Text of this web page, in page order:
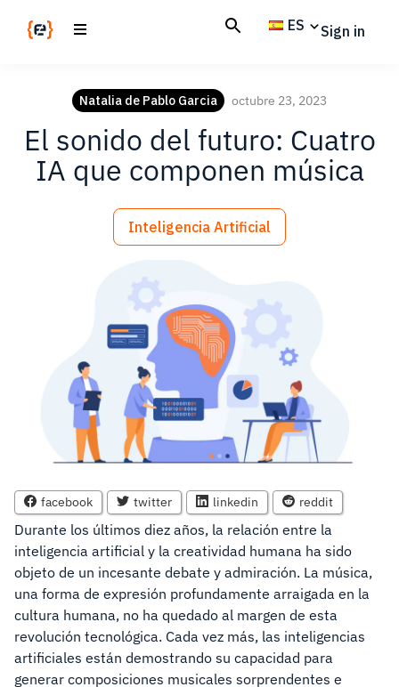
Magazine
future.
Together
ES Sign in
Natalia de Pablo Garcia octubre 23, 2023
El sonido del futuro: Cuatro
IA que componen música
Inteligencia Artificial
facebook twitter linkedin reddit
Durante los últimos diez años, la relación entre la
inteligencia artificial y la creatividad humana ha sido
objeto de un incesante debate y admiración. La música,
una forma de expresión profundamente arraigada en la
cultura humana, no ha quedado al margen de esta
revolución tecnológica. Cada vez más, las inteligencias
artificiales están demostrando su capacidad para
generar composiciones musicales sorprendentes e